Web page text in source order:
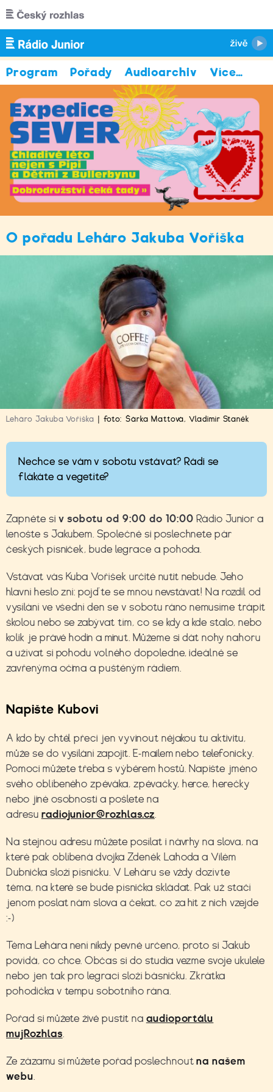
Přejít k hlavnímu obsahu
Program Pořady Audioarchiv Více…
O pořadu Leháro Jakuba Voříška
Leháro Jakuba Voříška foto: Šárka Mattová,Vladimír Staněk
Nechce se vám v sobotu vstávat? Rádi se
flákáte a vegetíte?
Zapněte si v sobotu od 9:00 do 10:00 Rádio Junior a
lenošte s Jakubem. Společně si poslechnete pár
českých písniček, bude legrace a pohoda.
Vstávat vás Kuba Voříšek určitě nutit nebude. Jeho
hlavní heslo zní: pojďte se mnou nevstávat! Na rozdíl od
vysílání ve všední den se v sobotu ráno nemusíme trápit
školou nebo se zabývat tím, co se kdy a kde stalo, nebo
kolik je právě hodin a minut. Můžeme si dát nohy nahoru
a užívat si pohodu volného dopoledne, ideálně se
zavřenýma očima a puštěným rádiem.
Napište Kubovi
A kdo by chtěl přeci jen vyvinout nějakou tu aktivitu,
může se do vysílání zapojit. E-mailem nebo telefonicky.
Pomoci můžete třeba s výběrem hostů. Napište jméno
svého oblíbeného zpěváka, zpěvačky, herce, herečky
nebo jiné osobnosti a pošlete na
adresu radiojunior@rozhlas.cz.
Na stejnou adresu můžete posílat i návrhy na slova, na
které pak oblíbená dvojka Zdeněk Lahoda a Vilém
Dubnička složí písničku. V Leháru se vždy dozívte
téma, na které se bude písnička skládat. Pak už stačí
jenom poslat nám slova a čekat, co za hit z nich vzejde
:-)
Téma Lehára není nikdy pevně určeno, proto si Jakub
povídá, co chce. Občas si do studia vezme svoje ukulele
nebo jen tak pro legraci složí básničku. Zkrátka
pohodička v tempu sobotního rána.
Pořad si můžete živě pustit na audioportálu
mujRozhlas.
Ze zázamu si můžete pořad poslechnoutna našem
webu.